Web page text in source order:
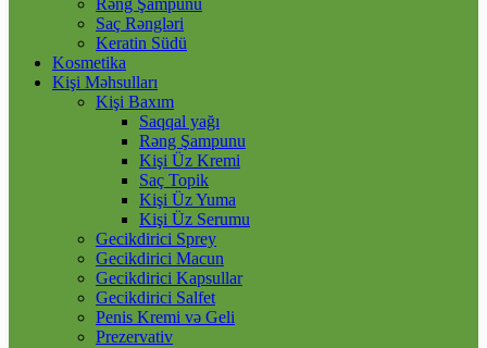
Rəng Şampunu
Saç Rəngləri
Keratin Südü
Kosmetika
Kişi Məhsulları
Kişi Baxım
Saqqal yağı
Rəng Şampunu
Kişi Üz Kremi
Saç Topik
Kişi Üz Yuma
Kişi Üz Serumu
Gecikdirici Sprey
Gecikdirici Macun
Gecikdirici Kapsullar
Gecikdirici Salfet
Penis Kremi və Geli
Prezervativ